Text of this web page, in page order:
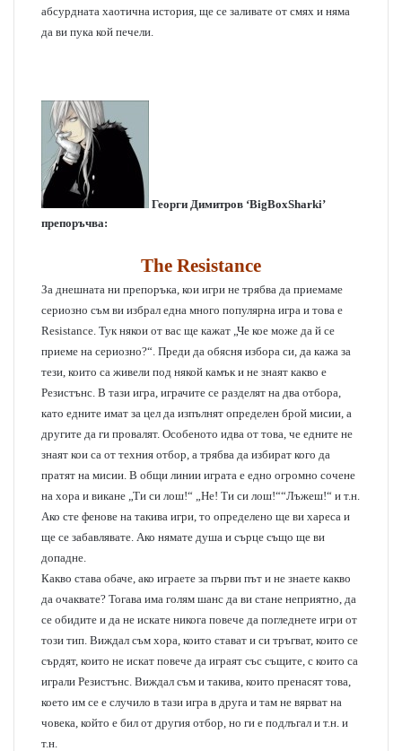
абсурдната хаотична история, ще се заливате от смях и няма
да ви пука кой печели.
Георги Димитров ‘BigBoxSharki’
препоръчва:
The Resistance
За днешната ни препоръка, кои игри не трябва да приемаме
сериозно съм ви избрал една много популярна игра и това е
Resistance. Тук някои от вас ще кажат „Че кое може да й се
приеме на сериозно?“. Преди да обясня избора си, да кажа за
тези, които са живели под някой камък и не знаят какво е
Резистънс. В тази игра, играчите се разделят на два отбора,
като едните имат за цел да изпълнят определен брой мисии, а
другите да ги провалят. Особеното идва от това, че едните не
знаят кои са от техния отбор, а трябва да избират кого да
пратят на мисии. В общи линии играта е едно огромно сочене
на хора и викане „Ти си лош!“ „Не! Ти си лош!““Лъжеш!“ и т.н.
Ако сте фенове на такива игри, то определено ще ви хареса и
ще се забавлявате. Ако нямате душа и сърце също ще ви
допадне.
Какво става обаче, ако играете за първи път и не знаете какво
да очаквате? Тогава има голям шанс да ви стане неприятно, да
се обидите и да не искате никога повече да погледнете игри от
този тип. Виждал съм хора, които стават и си тръгват, които се
сърдят, които не искат повече да играят със същите, с които са
играли Резистънс. Виждал съм и такива, които пренасят това,
което им се е случило в тази игра в друга и там не вярват на
човека, който е бил от другия отбор, но ги е подлъгал и т.н. и
т.н.